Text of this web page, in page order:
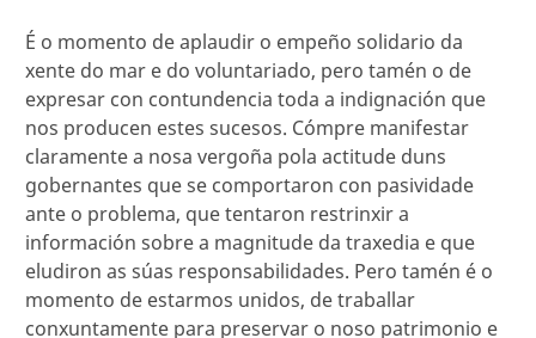
É o momento de aplaudir o empeño solidario da
xente do mar e do voluntariado, pero tamén o de
expresar con contundencia toda a indignación que
nos producen estes sucesos. Cómpre manifestar
claramente a nosa vergoña pola actitude duns
gobernantes que se comportaron con pasividade
ante o problema, que tentaron restrinxir a
información sobre a magnitude da traxedia e que
eludiron as súas responsabilidades. Pero tamén é o
momento de estarmos unidos, de traballar
conxuntamente para preservar o noso patrimonio e